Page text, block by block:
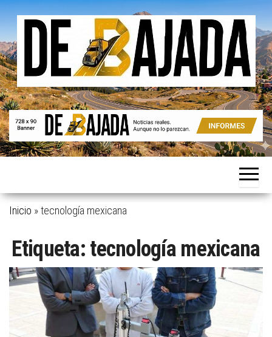
Saltar
contenido
De
Bajada
Noticias
Aunque
parezcan.
Inicio »tecnología mexicana
Etiqueta: tecnología mexicana